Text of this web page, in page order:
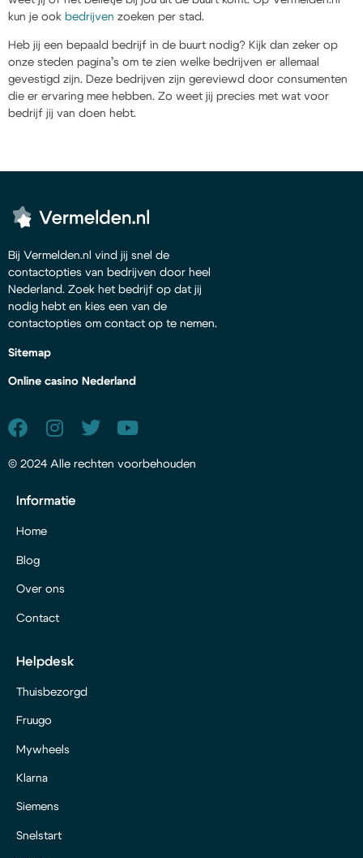
kun je ook bedrijven zoeken per stad.
Heb jij een bepaald bedrijf in de buurt nodig? Kijk dan zeker op
onze steden pagina’s om te zien welke bedrijven er allemaal
gevestigd zijn. Deze bedrijven zijn gereviewd door consumenten
die er ervaring mee hebben. Zo weet jij precies met wat voor
bedrijf jij van doen hebt.
Bij Vermelden.nl vind jij snel de
contactopties van bedrijven door heel
Nederland. Zoek het bedrijf op dat jij
nodig hebt en kies een van de
contactopties om contact op te nemen.
Sitemap
Online casino Nederland
© 2024 Alle rechten voorbehouden
Informatie
Home
Blog
Over ons
Contact
Helpdesk
Thuisbezorgd
Fruugo
Mywheels
Klarna
Siemens
Snelstart